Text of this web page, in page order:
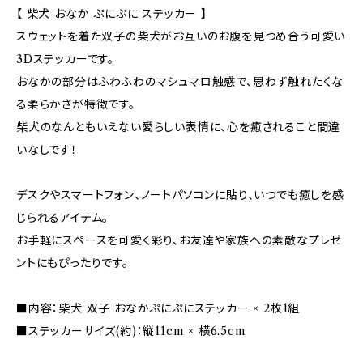
【 柴犬 おなか ぷにぷに ステッカー 】
スウェットを着た双子の柴犬がお互いのお腹を見つめ合う可愛い
3Dステッカーです。
おなかの部分はふわふわのマシュマロ触感で、思わず触れたくな
る柔らかさが特徴です。
柴犬のなんともいえない愛らしい表情に、心を癒されること間違
いなしです！
デスクやスマートフォン、ノートパソコンに貼り、いつでも癒しを感
じられるアイテム。
お手軽にスペースを可愛く彩り、お友達や家族への素敵なプレゼ
ントにもぴったりです。
■内容：柴犬 双子 おなかぷにぷにステッカー × 2枚1組
■ステッカーサイズ(約)：縦11cm × 横6.5cm